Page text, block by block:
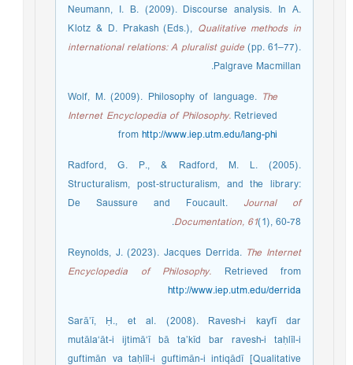
Neumann, I. B. (2009). Discourse analysis. In A.
Klotz & D. Prakash (Eds.),Qualitative methods in
international relations: A pluralist guide(pp. 61–77).
Palgrave Macmillan.
Wolf, M. (2009). Philosophy of language.The
Internet Encyclopedia of Philosophy. Retrieved
fromhttp://www.iep.utm.edu/lang-phi
Radford, G. P., & Radford, M. L. (2005).
Structuralism, post‐structuralism, and the library:
De Saussure and Foucault.Journal of
Documentation, 61(1), 60-78.
Reynolds, J. (2023). Jacques Derrida.The Internet
Encyclopedia of Philosophy.
Retrieved from
http://www.iep.utm.edu/derrida
Sarā’ī, Ḥ., et al. (2008). Ravesh-i kayfī dar
mutāla‘āt-i ijtimā‘ī bā ta’kīd bar ravesh-i taḥlīl-i
guftimān va taḥlīl-i guftimān-i intiqādī [Qualitative